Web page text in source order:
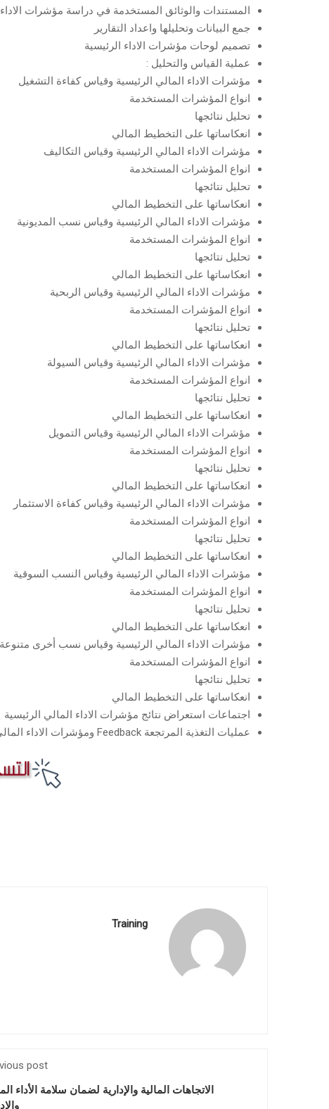
المستندات والوثائق المستخدمة في دراسة مؤشرات الاداء
جمع البيانات وتحليلها واعداد التقارير
تصميم لوحات مؤشرات الاداء الرئيسية
عملية القياس والتحليل :
مؤشرات الاداء المالي الرئيسية وقياس كفاءة التشغيل
انواع المؤشرات المستخدمة
تحليل نتائجها
انعكاساتها على التخطيط المالي
مؤشرات الاداء المالي الرئيسية وقياس التكاليف
انواع المؤشرات المستخدمة
تحليل نتائجها
انعكاساتها على التخطيط المالي
مؤشرات الاداء المالي الرئيسية وقياس نسب المديونية
انواع المؤشرات المستخدمة
تحليل نتائجها
انعكاساتها على التخطيط المالي
مؤشرات الاداء المالي الرئيسية وقياس الربحية
انواع المؤشرات المستخدمة
تحليل نتائجها
انعكاساتها على التخطيط المالي
مؤشرات الاداء المالي الرئيسية وقياس السيولة
انواع المؤشرات المستخدمة
تحليل نتائجها
انعكاساتها على التخطيط المالي
مؤشرات الاداء المالي الرئيسية وقياس التمويل
انواع المؤشرات المستخدمة
تحليل نتائجها
انعكاساتها على التخطيط المالي
مؤشرات الاداء المالي الرئيسية وقياس كفاءة الاستثمار
انواع المؤشرات المستخدمة
تحليل نتائجها
انعكاساتها على التخطيط المالي
مؤشرات الاداء المالي الرئيسية وقياس النسب السوقية
انواع المؤشرات المستخدمة
تحليل نتائجها
انعكاساتها على التخطيط المالي
مؤشرات الاداء المالي الرئيسية وقياس نسب أخرى متنوعة
انواع المؤشرات المستخدمة
تحليل نتائجها
انعكاساتها على التخطيط المالي
اجتماعات استعراض نتائج مؤشرات الاداء المالي الرئيسية
عمليات التغذية المرتجعة Feedback ومؤشرات الاداء المالي الرئيسية
Training
post
الاتجاهات المالية والإدارية لضمان سلامة الأداء